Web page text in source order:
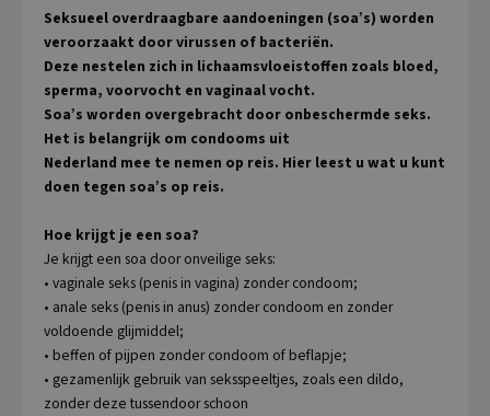
Seksueel overdraagbare aandoeningen (soa’s) worden
veroorzaakt door virussen of bacteriën.
Deze nestelen zich in lichaamsvloeistoffen zoals bloed,
sperma, voorvocht en vaginaal vocht.
Soa’s worden overgebracht door onbeschermde seks.
Het is belangrijk om condooms uit
Nederland mee te nemen op reis. Hier leest u wat u kunt
doen tegen soa’s op reis.
Hoe krijgt je een soa?
Je krijgt een soa door onveilige seks:
• vaginale seks (penis in vagina) zonder condoom;
• anale seks (penis in anus) zonder condoom en zonder
voldoende glijmiddel;
• beffen of pijpen zonder condoom of beflapje;
• gezamenlijk gebruik van seksspeeltjes, zoals een dildo,
zonder deze tussendoor schoon